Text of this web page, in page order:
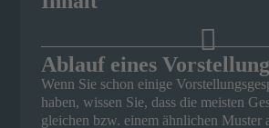
Ablauf eines
Wenn Sie schon einige
haben, wissen Sie, dass die meisten
gleichen bzw. einem ähnlichen Muster